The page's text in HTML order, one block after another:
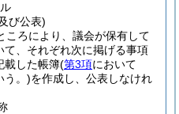
び公表)
ころにより、議会が保有して
、それぞれ次に掲げる事項
載した帳簿(第3項において
う。)を作成し、公表しなけれ